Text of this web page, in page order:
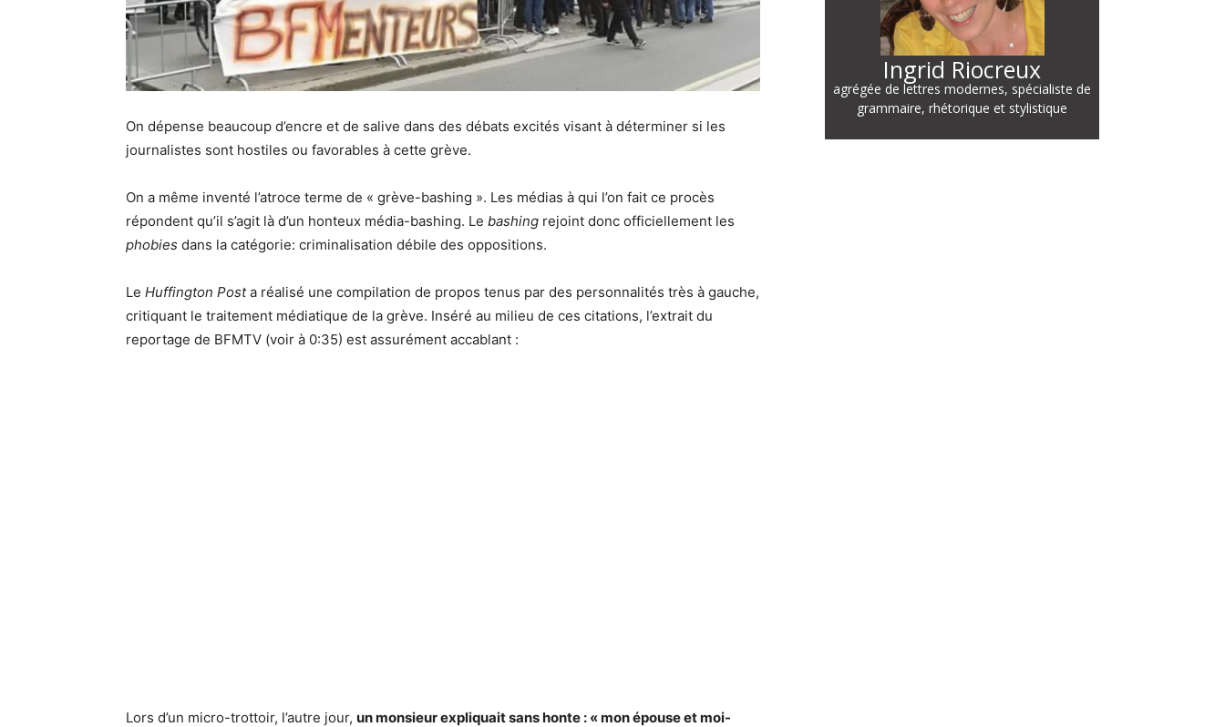
On dépense beaucoup d’encre et de salive dans des débats excités visant à déterminer si les
journalistes sont hostiles ou favorables à cette grève.
On a même inventé l’atroce terme de « grève-bashing ». Les médias à qui l’on fait ce procès
répondent qu’il s’agit là d’un honteux média-bashing. Le bashing rejoint donc officiellement les
phobies dans la catégorie: criminalisation débile des oppositions.
Le Huffington Posta réalisé une compilation de propos tenus par des personnalités très à gauche,
critiquant le traitement médiatique de la grève. Inséré au milieu de ces citations, l’extrait du
reportage de BFMTV (voir à 0:35) est assurément accablant :
Lors d’un micro-trottoir, l’autre jour, un monsieur expliquait sans honte : « mon épouse et moi-
Ingrid Riocreux
agrégée de lettres modernes, spécialiste de
grammaire, rhétorique et stylistique